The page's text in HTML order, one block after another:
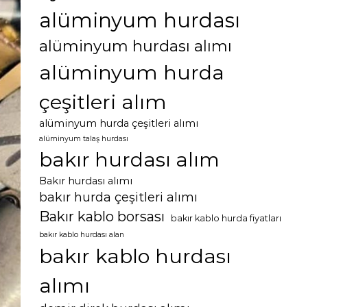
alüminyum hurdası
alüminyum hurdası alımı
alüminyum hurda
çeşitleri alım
alüminyum hurda çeşitleri alımı
alüminyum talaş hurdası
bakır hurdası alım
Bakır hurdası alımı
bakır hurda çeşitleri alımı
Bakır kablo borsası bakır kablo hurda fiyatları
bakır kablo hurdası alan
bakır kablo hurdası
alımı